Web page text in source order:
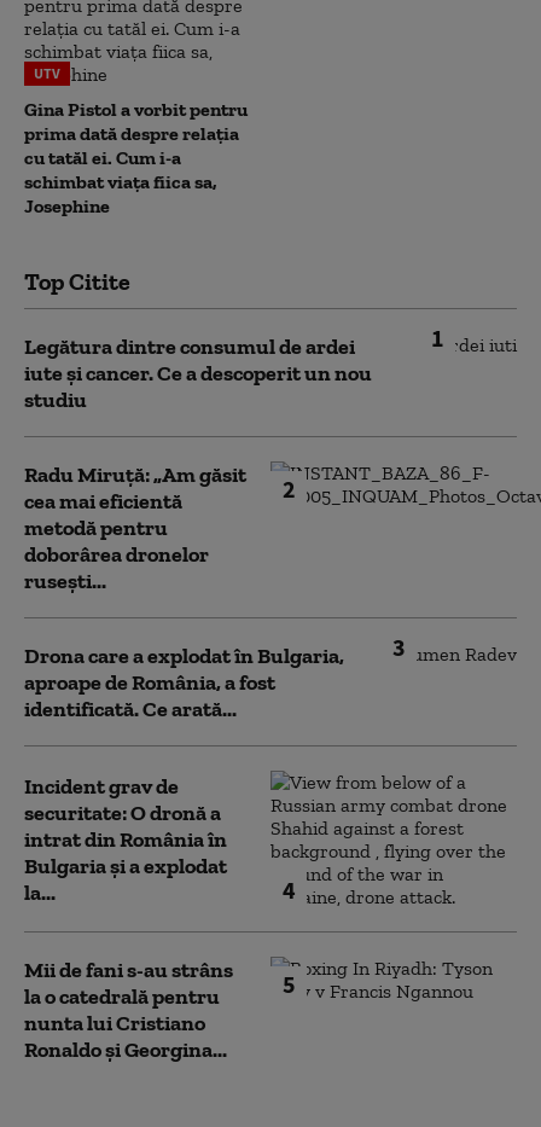
UTV
Gina Pistol a vorbit pentru
prima dată despre relația
cu tatăl ei. Cum i-a
schimbat viața fiica sa,
Josephine
Top Citite
1
Legătura dintre consumul de ardei
iute și cancer. Ce a descoperit un nou
studiu
2
Radu Miruță: „Am găsit
cea mai eficientă
metodă pentru
doborârea dronelor
rusești...
3
Drona care a explodat în Bulgaria,
aproape de România, a fost
identificată. Ce arată...
4
Incident grav de
securitate: O dronă a
intrat din România în
Bulgaria şi a explodat
la...
5
Mii de fani s-au strâns
la o catedrală pentru
nunta lui Cristiano
Ronaldo şi Georgina...